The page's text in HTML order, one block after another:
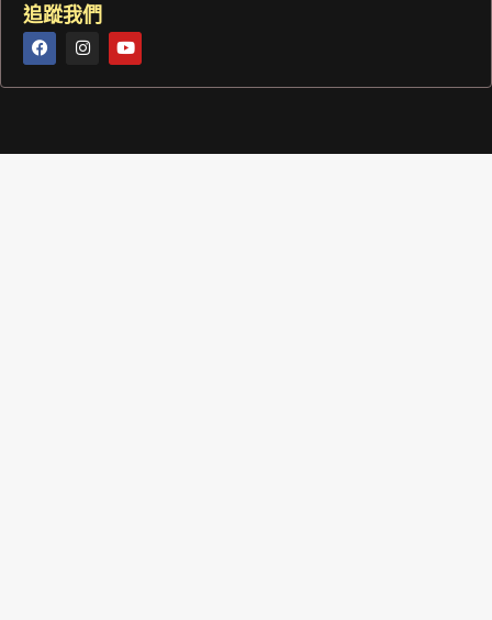
追蹤我們
F
a
c
e
k
I
n
t
a
Y
o
u
t